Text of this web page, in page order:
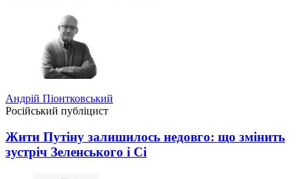
Андрій Піонтковський
Російський публіцист
Жити Путіну залишилось недовго: що змінить
зустріч Зеленського і Сі